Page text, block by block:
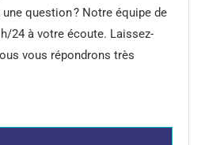
question ? Notre équipe de
24 à votre écoute. Laissez-
vous répondrons très